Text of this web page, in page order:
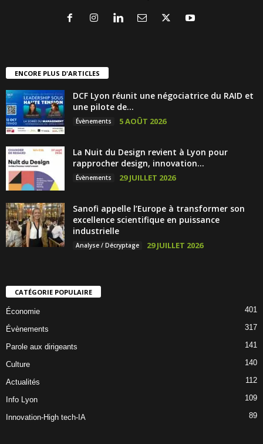
ENCORE PLUS D'ARTICLES
DCF Lyon réunit une négociatrice du RAID et
une pilote de...
Évènements 5 AOÛT 2026
La Nuit du Design revient à Lyon pour
rapprocher design, innovation...
Évènements 29 JUILLET 2026
Sanofi appelle l’Europe à transformer son
excellence scientifique en puissance
industrielle
Analyse / Décryptage 29 JUILLET 2026
CATÉGORIE POPULAIRE
Économie 401
Évènements 317
Parole aux dirigeants 141
Culture 140
Actualités 112
Info Lyon 109
Innovation-High tech-IA 89